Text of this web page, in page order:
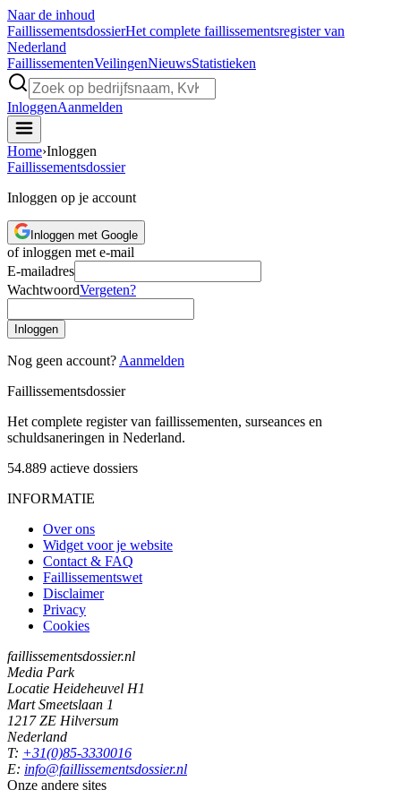
Naar de inhoud
FaillissementsdossierHet complete faillissementsregister van
Nederland
FaillissementenVeilingenNieuwsStatistieken
InloggenAanmelden
Home›Inloggen
Faillissementsdossier
Inloggen op je account
Inloggen met Google
of inloggen met e-mail
E-mailadres
WachtwoordVergeten?
Inloggen
Nog geen account? Aanmelden
Faillissementsdossier
Het complete register van faillissementen, surseances en
schuldsaneringen in Nederland.
54.889 actieve dossiers
INFORMATIE
Over ons
Widget voor je website
Contact & FAQ
Faillissementswet
Disclaimer
Privacy
Cookies
faillissementsdossier.nl
Media Park
Locatie Heideheuvel H1
Mart Smeetslaan 1
1217 ZE Hilversum
Nederland
T: +31(0)85-3330016
E: info@faillissementsdossier.nl
Onze andere sites